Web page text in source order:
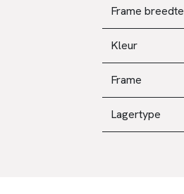
Frame breedte
Kleur
Frame
Lagertype